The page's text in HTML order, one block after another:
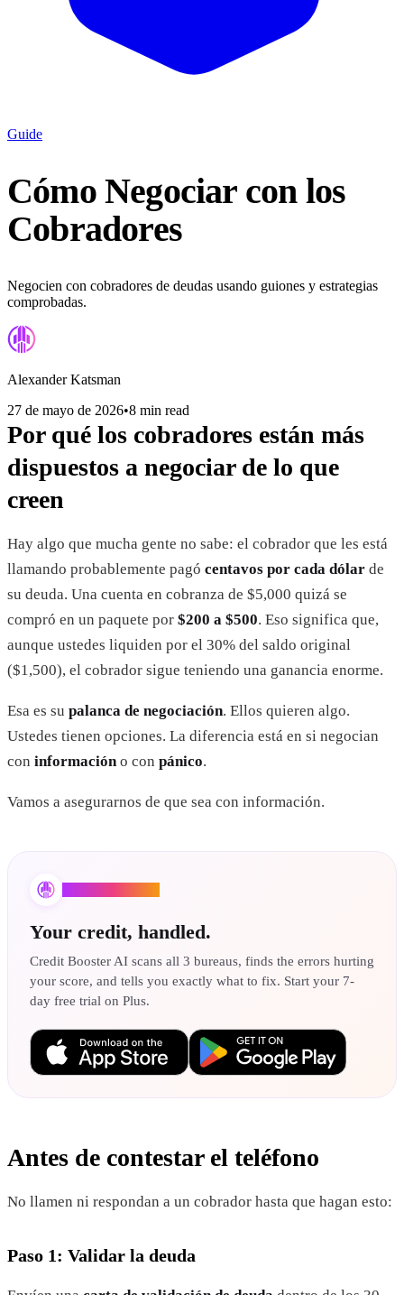
Guide
Cómo Negociar con los
Cobradores
Negocien con cobradores de deudas usando guiones y estrategias
comprobadas.
Alexander Katsman
27 de mayo de 2026•8 min read
Por qué los cobradores están más
dispuestos a negociar de lo que
creen
Hay algo que mucha gente no sabe: el cobrador que les está
llamando probablemente pagó centavos por cada dólar de
su deuda. Una cuenta en cobranza de $5,000 quizá se
compró en un paquete por $200 a $500. Eso significa que,
aunque ustedes liquiden por el 30% del saldo original
($1,500), el cobrador sigue teniendo una ganancia enorme.
Esa es su palanca de negociación. Ellos quieren algo.
Ustedes tienen opciones. La diferencia está en si negocian
con informacióno con pánico.
Vamos a asegurarnos de que sea con información.
Your credit, handled.
Credit Booster AI scans all 3 bureaus, finds the errors hurting
your score, and tells you exactly what to fix. Start your 7-
day free trial on Plus.
Antes de contestar el teléfono
No llamen ni respondan a un cobrador hasta que hagan esto:
Paso 1: Validar la deuda